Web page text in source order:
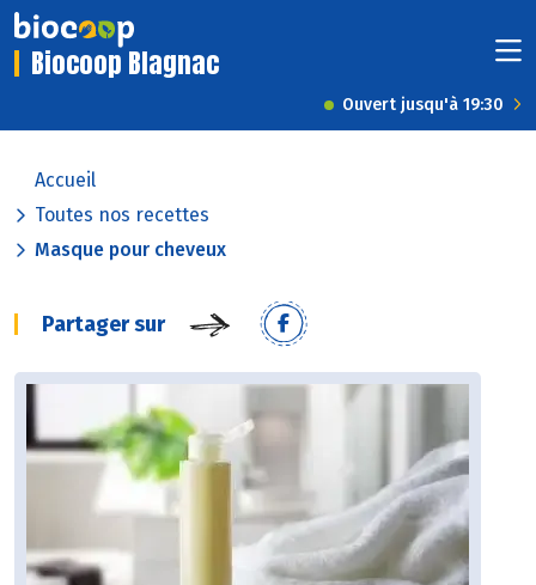
Biocoop Blagnac
Ouvert jusqu'à 19:30
Accueil
Toutes nos recettes
Masque pour cheveux
Partager sur